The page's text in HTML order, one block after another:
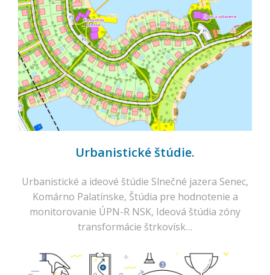
Urbanistické štúdie.
Urbanistické a ideové štúdie Slnečné jazera Senec,
Komárno Palatínske, Štúdia pre hodnotenie a
monitorovanie ÚPN-R NSK, Ideová štúdia zóny
transformácie štrkovísk…